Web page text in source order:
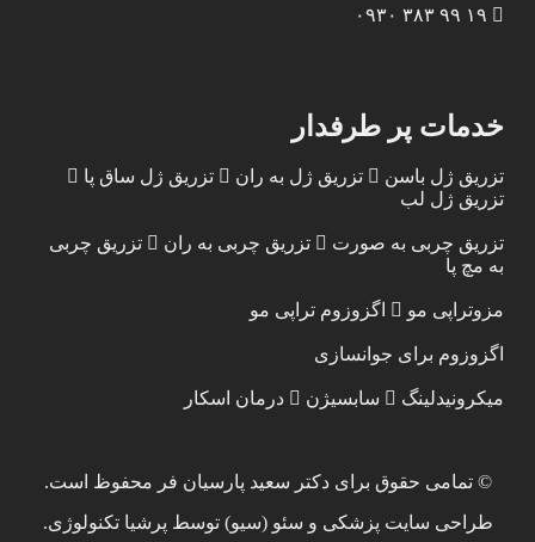
خدمات پر طرفدار
تزریق ژل باسن تزریق ژل به ران
تزریق ژل ساق پا
تزریق ژل لب
تزریق چربی به صورت تزریق چربی به ران
تزریق چربی
به مچ پا
مزوتراپی مو اگزوزوم تراپی مو
اگزوزوم برای جوانسازی
میکرونیدلینگ سابسیژن درمان اسکار
© تمامی حقوق برایدکتر سعید پارسیان فر محفوظ است.
طراحی سایت پزشکی و سئو (سیو) توسط پرشیا تکنولوژی.